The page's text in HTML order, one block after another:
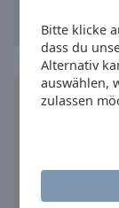
Bitte klicke
dass du
Alternativ
auswählen,
zulassen
Sie Ihr